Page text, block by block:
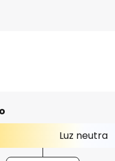
Luz neutra